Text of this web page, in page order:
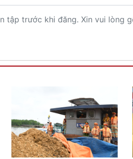
tập trước khi đăng. Xin vui lòng